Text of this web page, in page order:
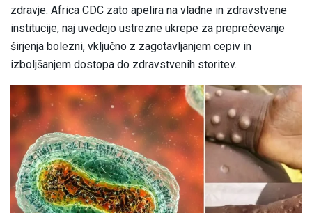
zdravje. Africa CDC zato apelira na vladne in zdravstvene
institucije, naj uvedejo ustrezne ukrepe za preprečevanje
širjenja bolezni, vključno z zagotavljanjem cepiv in
izboljšanjem dostopa do zdravstvenih storitev.